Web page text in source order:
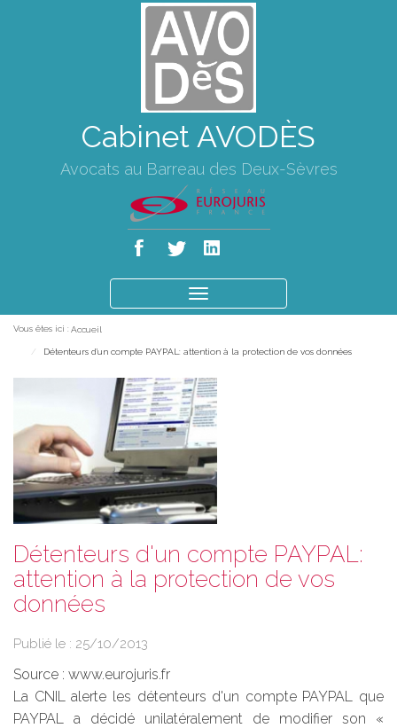
Cabinet AVODÈS
Avocats au Barreau des Deux-Sèvres
le
Vous êtes ici : Accueil
Détenteurs d'un compte PAYPAL: attention à la protection de vos données
Détenteurs d'un compte PAYPAL:
attention à la protection de vos
données
Publié le : 25/10/2013
Source : www.eurojuris.fr
La CNIL alerte les détenteurs d'un compte PAYPAL que
PAYPAL a décidé unilatéralement de modifier son «